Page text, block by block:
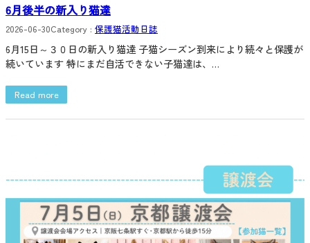
6月後半の新入り猫達
2026-06-30Category : 保護猫活動日誌
6月15日～３０日の新入り猫達 子猫シーズン到来により続々と保護が
続いています 特にまだ自活できない子猫達は、…
Read more